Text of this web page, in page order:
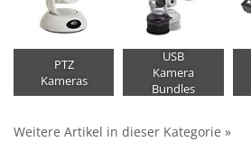
PTZ
Kameras
USB
Kamera
Bundles
Weitere Artikel in dieser Kategorie »